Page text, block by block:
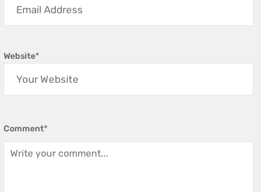
Website*
Comment*